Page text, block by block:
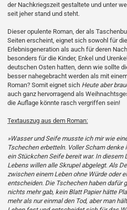
der Nachkriegszeit gestaltete und unter
seit jeher stand und steht.
Dieser opulente Roman, der als
Seiten erscheint, eignet sich sowohl für
Erlebnisgeneration als auch für deren
besonders für die Kinder, Enkel und
deutschen Osten hatten, denn wie sollte
besser nahegebracht werden als mit
Roman? Somit eignet sich Heute aber
auch ganz hervorragend als
die Auflage könnte rasch vergriffen sein!
Textauszug aus dem Roman:
»Wasser und Seife musste ich mir wie
Tschechen erbetteln. Voller Scham
ein Stückchen Seife bereit war. In diesem
Lebens willen alle Skrupel abgelegt. Als
zwischen einem Leben ohne Würde oder
entscheiden. Die Tschechen haben dafür
nichts mehr gab, kein Blatt Papier hätte
mehr als nur einmal den Tod, aber man